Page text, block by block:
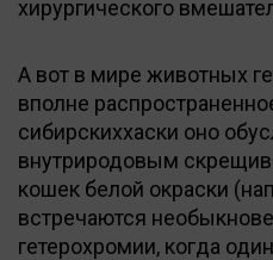
хирургического
А вот в мире животных
вполне
сибирскиххаски оно
внутриродовым
кошек белой окраски
встречаются
гетерохромии, когда